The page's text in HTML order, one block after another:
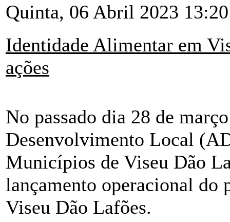
Quinta, 06 Abril 2023 13:20
Identidade Alimentar em
ações
No passado dia 28 de
Desenvolvimento Local
Municípios de Viseu Dão
lançamento operacional
Viseu Dão Lafões.